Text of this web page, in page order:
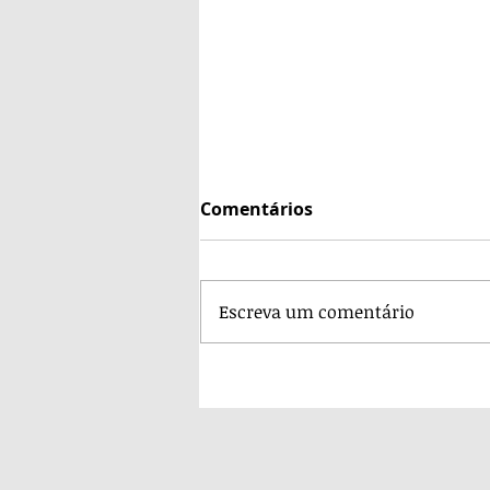
O servir é para todos
Comentários
Escreva um comentário